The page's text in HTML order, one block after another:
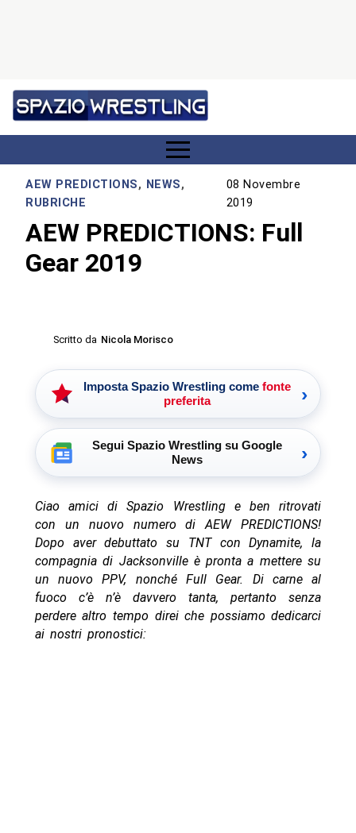
AEW PREDICTIONS, NEWS,
RUBRICHE
08 Novembre
2019
AEW PREDICTIONS: Full
Gear 2019
Scritto da Nicola Morisco
Imposta Spazio Wrestling come fonte
preferita
›
Segui Spazio Wrestling su Google
News
›
Ciao amici di Spazio Wrestling e ben ritrovati
con un nuovo numero di AEW PREDICTIONS!
Dopo aver debuttato su TNT con Dynamite, la
compagnia di Jacksonville è pronta a mettere su
un nuovo PPV, nonché Full Gear. Di carne al
fuoco c’è n’è davvero tanta, pertanto senza
perdere altro tempo direi che possiamo dedicarci
ai nostri pronostici: